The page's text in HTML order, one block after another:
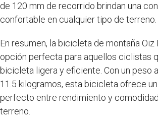
de 120 mm de recorrido brindan una
confortable en cualquier tipo de terreno.
En resumen, la bicicleta de montaña Oiz
opción perfecta para aquellos ciclistas
bicicleta ligera y eficiente. Con un peso
11.5 kilogramos, esta bicicleta ofrece
perfecto entre rendimiento y
terreno.